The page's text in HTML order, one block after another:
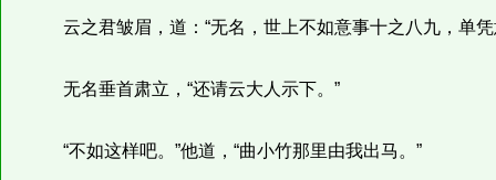
云之君皱眉，道：“无名，世上不如意事十之八九，单凭
无名垂首肃立，“还请云大人示下。”
“不如这样吧。”他道，“曲小竹那里由我出马。”